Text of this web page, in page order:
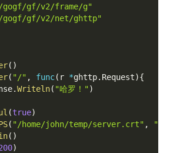
gogf/gf/v2/frame/g"
gogf/gf/v2/net/ghttp"
( )
( "/" , func( r *ghttp. Request){
.Writeln( "哈罗！")
(true)
( "/home/john/temp/server.crt" ,
"/
( )
)